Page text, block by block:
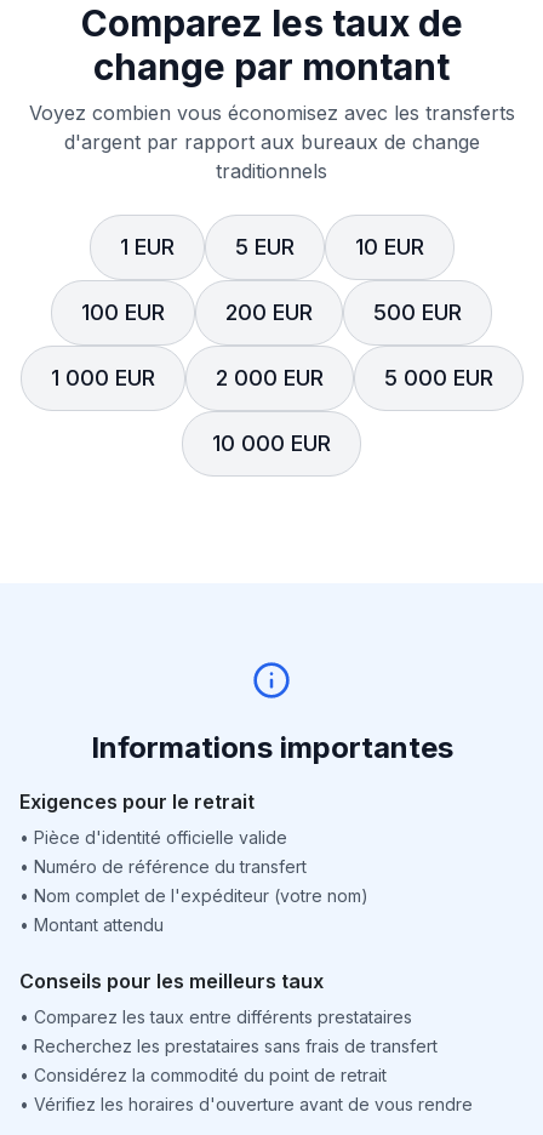
Comparez les taux de
change par montant
Voyez combien vous économisez avec les transferts
d'argent par rapport aux bureaux de change
traditionnels
1 EUR 5 EUR 10 EUR
100 EUR 200 EUR 500 EUR
1 000 EUR 2 000 EUR 5 000 EUR
10 000 EUR
Informations importantes
Exigences pour le retrait
• Pièce d'identité officielle valide
• Numéro de référence du transfert
• Nom complet de l'expéditeur (votre nom)
• Montant attendu
Conseils pour les meilleurs taux
• Comparez les taux entre différents prestataires
• Recherchez les prestataires sans frais de transfert
• Considérez la commodité du point de retrait
• Vérifiez les horaires d'ouverture avant de vous rendre